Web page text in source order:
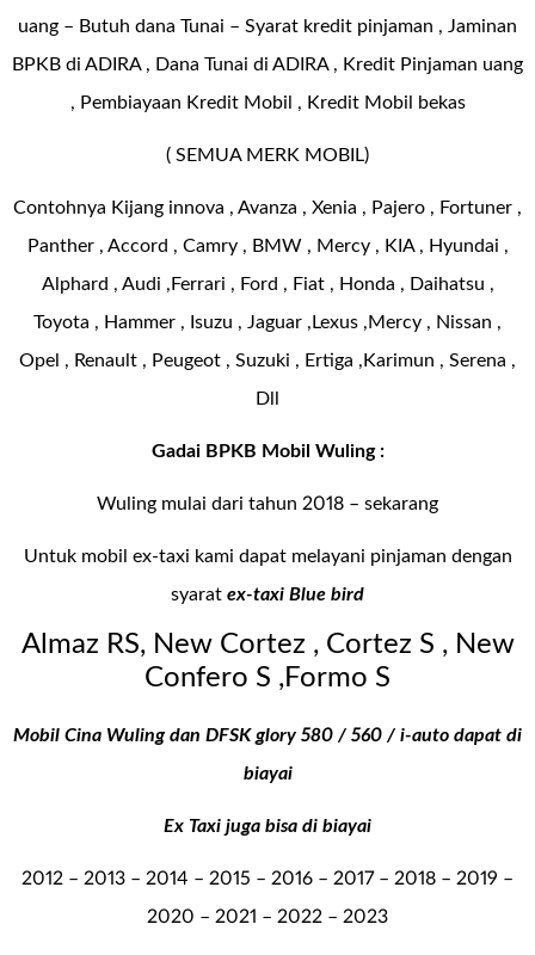
uang – Butuh dana Tunai – Syarat kredit pinjaman , Jaminan
BPKB di ADIRA , Dana Tunai di ADIRA , Kredit Pinjaman uang
, Pembiayaan Kredit Mobil , Kredit Mobil bekas
( SEMUA MERK MOBIL)
Contohnya Kijang innova , Avanza , Xenia , Pajero , Fortuner ,
Panther , Accord , Camry , BMW , Mercy , KIA , Hyundai ,
Alphard , Audi ,Ferrari , Ford , Fiat , Honda , Daihatsu ,
Toyota , Hammer , Isuzu , Jaguar ,Lexus ,Mercy , Nissan ,
Opel , Renault , Peugeot , Suzuki , Ertiga ,Karimun , Serena ,
Dll
Gadai BPKB Mobil Wuling :
Wuling mulai dari tahun 2018 – sekarang
Untuk mobil ex-taxi kami dapat melayani pinjaman dengan
syarat ex-taxi Blue bird
Almaz RS, New Cortez , Cortez S , New
Confero S ,Formo S
Mobil Cina Wuling dan DFSK glory 580 / 560 / i-auto dapat di
biayai
Ex Taxi juga bisa di biayai
2012 – 2013 – 2014 – 2015 – 2016 – 2017 – 2018 – 2019 –
2020 – 2021 – 2022 – 2023